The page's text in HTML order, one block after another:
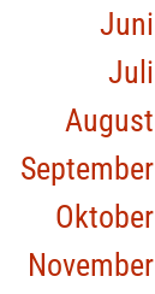
Juni
Juli
August
September
Oktober
November